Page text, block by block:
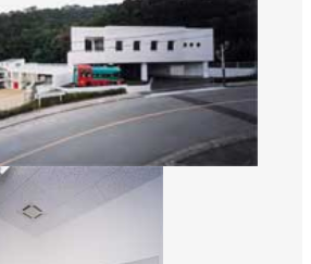
扱いについて
話でのお問い合わせ
323-3960